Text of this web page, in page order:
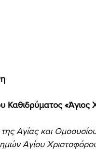
Καθιδρύματος «Άγιος
Αγίας και
ημών Αγίου